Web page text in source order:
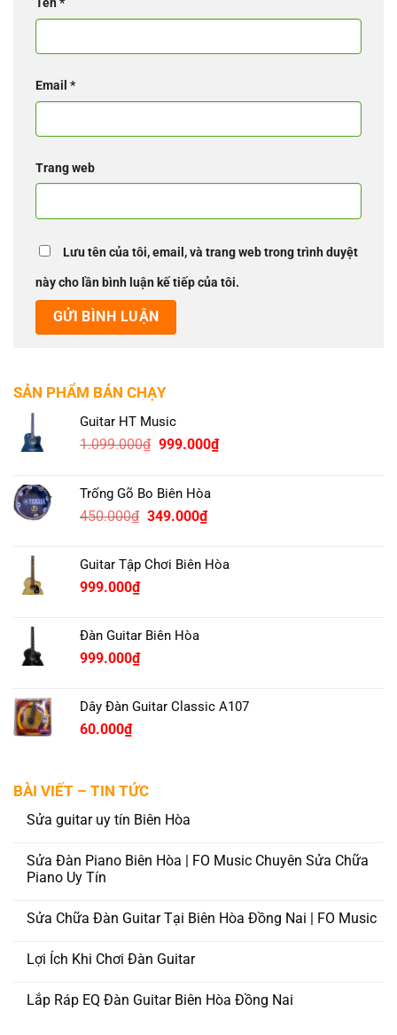
SẢN PHẨM BÁN CHẠY
Guitar HT Music
1.099.000₫ Original
1.099.000₫.
999.000₫Current
Trống Gõ Bo Biên Hòa
450.000₫ Original
450.000₫.
349.000₫Current
349.000₫.
Guitar Tập Chơi Biên Hòa
999.000₫
Đàn Guitar Biên Hòa
999.000₫
Dây Đàn Guitar Classic A107
60.000₫
BÀI VIẾT – TIN TỨC
Sửa guitar uy tín Biên Hòa
Sửa Đàn Piano Biên Hòa | FO Music Chuyên Sửa Chữa
Piano Uy Tín
Sửa Chữa Đàn Guitar Tại Biên Hòa Đồng Nai | FO Music
Lợi Ích Khi Chơi Đàn Guitar
Lắp Ráp EQ Đàn Guitar Biên Hòa Đồng Nai
Tên*
Email *
Trang web
Lưu tên của tôi, email, và trang web trong trình duyệt
này cho lần bình luận kế tiếp của tôi.